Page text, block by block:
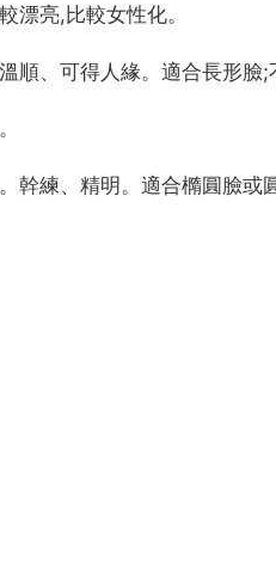
漂亮,比較女性化。
、可得人緣。適合長形臉;
幹練、精明。適合橢圓臉或